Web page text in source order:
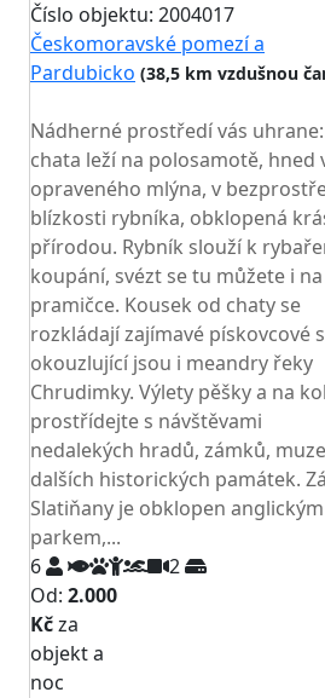
Číslo objektu: 2004017
Českomoravské pomezí a
Pardubicko (38,5 km vzdušnou
Nádherné prostředí vás uhrane:
chata leží na polosamotě, hned
opraveného mlýna, v
blízkosti rybníka, obklopená
přírodou. Rybník slouží k
koupání, svézt se tu můžete i na
pramičce. Kousek od chaty se
rozkládají zajímavé pískovcové
okouzlující jsou i meandry řeky
Chrudimky. Výlety pěšky a na
prostřídejte s návštěvami
nedalekých hradů, zámků,
dalších historických památek.
Slatiňany je obklopen anglickým
parkem,...
6
2
Od: 2.000
Kčza
objekt a
noc